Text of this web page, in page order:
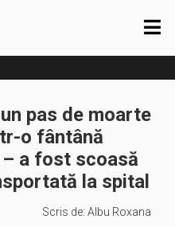
pas de moarte
o fântână
a fost scoasă
la spital
Scris de: Albu Roxana